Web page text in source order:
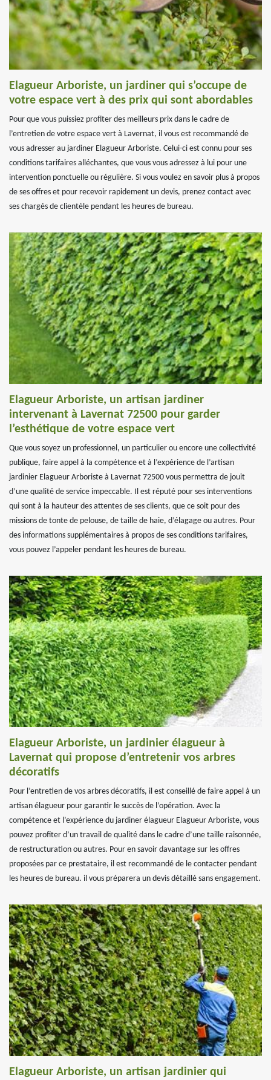
Elagueur Arboriste, un jardiner qui s’occupe de
votre espace vert à des prix qui sont abordables
Pour que vous puissiez profiter des meilleurs prix dans le cadre de
l’entretien de votre espace vert à Lavernat, il vous est recommandé de
vous adresser au jardiner Elagueur Arboriste. Celui-ci est connu pour ses
conditions tarifaires alléchantes, que vous vous adressez à lui pour une
intervention ponctuelle ou régulière. Si vous voulez en savoir plus à propos
de ses offres et pour recevoir rapidement un devis, prenez contact avec
ses chargés de clientèle pendant les heures de bureau.
Elagueur Arboriste, un artisan jardiner
intervenant à Lavernat 72500 pour garder
l’esthétique de votre espace vert
Que vous soyez un professionnel, un particulier ou encore une collectivité
publique, faire appel à la compétence et à l’expérience de l’artisan
jardinier Elagueur Arboriste à Lavernat 72500 vous permettra de jouit
d’une qualité de service impeccable. Il est réputé pour ses interventions
qui sont à la hauteur des attentes de ses clients, que ce soit pour des
missions de tonte de pelouse, de taille de haie, d’élagage ou autres. Pour
des informations supplémentaires à propos de ses conditions tarifaires,
vous pouvez l’appeler pendant les heures de bureau.
Elagueur Arboriste, un jardinier élagueur à
Lavernat qui propose d’entretenir vos arbres
décoratifs
Pour l’entretien de vos arbres décoratifs, il est conseillé de faire appel à un
artisan élagueur pour garantir le succès de l’opération. Avec la
compétence et l’expérience du jardiner élagueur Elagueur Arboriste, vous
pouvez profiter d’un travail de qualité dans le cadre d’une taille raisonnée,
de restructuration ou autres. Pour en savoir davantage sur les offres
proposées par ce prestataire, il est recommandé de le contacter pendant
les heures de bureau. il vous préparera un devis détaillé sans engagement.
Elagueur Arboriste, un artisan jardinier qui